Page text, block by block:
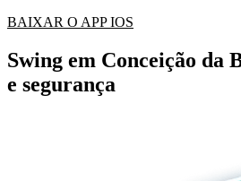
BAIXAR O APP IOS
Swing em Conceição da
e segurança